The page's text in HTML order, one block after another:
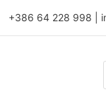
+386 64 228 998